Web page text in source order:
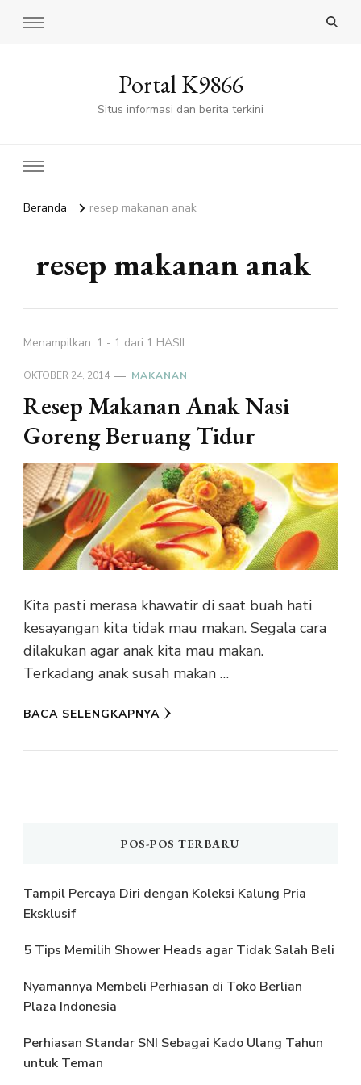
Portal K9866
Situs informasi dan berita terkini
Beranda resep makanan anak
resep makanan anak
Menampilkan: 1 - 1 dari 1 HASIL
OKTOBER 24, 2014 MAKANAN
Resep Makanan Anak Nasi
Goreng Beruang Tidur
Kita pasti merasa khawatir di saat buah hati
kesayangan kita tidak mau makan. Segala cara
dilakukan agar anak kita mau makan.
Terkadang anak susah makan …
BACA SELENGKAPNYA
POS-POS TERBARU
Tampil Percaya Diri dengan Koleksi Kalung Pria
Eksklusif
5 Tips Memilih Shower Heads agar Tidak Salah Beli
Nyamannya Membeli Perhiasan di Toko Berlian
Plaza Indonesia
Perhiasan Standar SNI Sebagai Kado Ulang Tahun
untuk Teman